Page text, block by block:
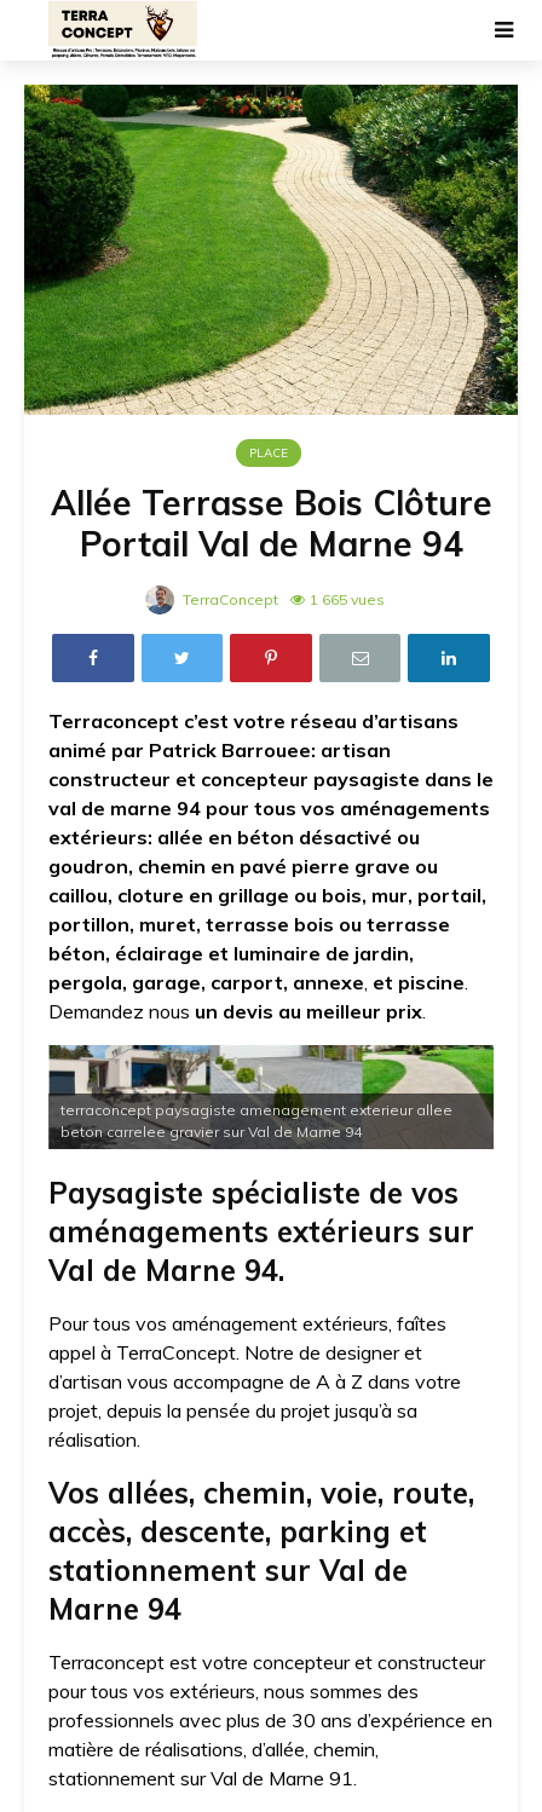
PLACE
Allée Terrasse Bois Clôture
Portail Val de Marne 94
TerraConcept 1 665 vues
Terraconcept c’est votre réseau d’artisans
animé par Patrick Barrouee: artisan
constructeur et concepteur paysagiste dans le
val de marne 94 pour tous vos aménagements
extérieurs: allée en béton désactivé ou
goudron, chemin en pavé pierre grave ou
caillou, cloture en grillage ou bois, mur, portail,
portillon, muret, terrasse bois ou terrasse
béton, éclairage et luminaire de jardin,
pergola, garage, carport, annexe et piscine
Demandez nous un devis au meilleur prix
terraconcept paysagiste amenagement exterieur allee
beton carrelee gravier sur Val de Marne 94
Paysagiste spécialiste de vos
aménagements extérieurs sur
Val de Marne 94.
Pour tous vos aménagement extérieurs, faîtes
appel à TerraConcept. Notre de designer et
d’artisan vous accompagne de A à Z dans votre
projet, depuis la pensée du projet jusqu’à sa
réalisation.
Vos allées, chemin, voie, route,
accès, descente, parking et
stationnement sur Val de
Marne 94
Terraconcept est votre concepteur et constructeur
pour tous vos extérieurs, nous sommes des
professionnels avec plus de 30 ans d’expérience en
matière de réalisations, d’allée, chemin,
stationnement sur Val de Marne 91.